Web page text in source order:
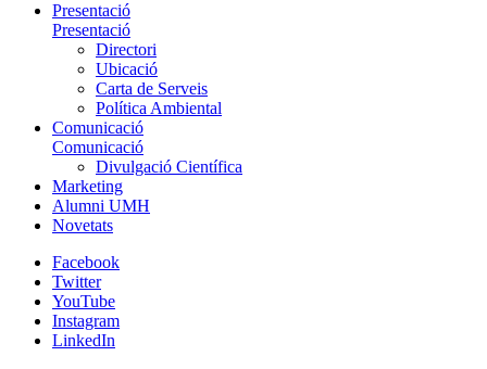
Presentació
Presentació
Directori
Ubicació
Carta de Serveis
Política Ambiental
Comunicació
Comunicació
Divulgació Científica
Marketing
Alumni UMH
Novetats
Facebook
Twitter
YouTube
Instagram
LinkedIn